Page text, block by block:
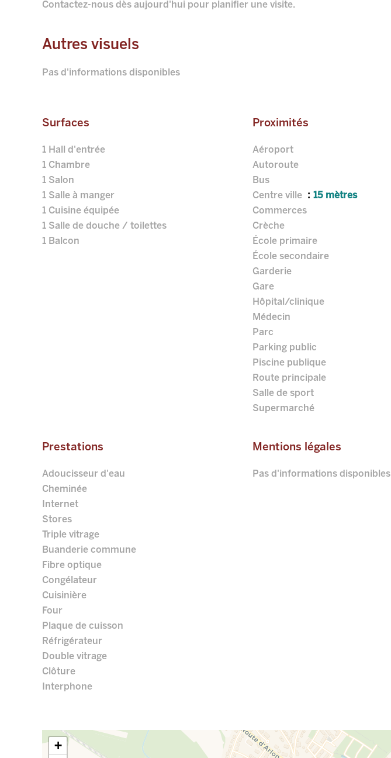
Contactez-nous dès aujourd'hui pour planifier une visite.
Autres visuels
Pas d'informations disponibles
Surfaces
1 Hall d'entrée
1 Chambre
1 Salon
1 Salle à manger
1 Cuisine équipée
1 Salle de douche / toilettes
1 Balcon
Proximités
Aéroport
Autoroute
Bus
Centre ville
15 mètres
Commerces
Crèche
École primaire
École secondaire
Garderie
Gare
Hôpital/clinique
Médecin
Parc
Parking public
Piscine publique
Route principale
Salle de sport
Supermarché
Prestations
Adoucisseur d'eau
Cheminée
Internet
Stores
Triple vitrage
Buanderie commune
Fibre optique
Congélateur
Cuisinière
Four
Plaque de cuisson
Réfrigérateur
Double vitrage
Clôture
Interphone
Mentions légales
Pas d'informations disponibles
+